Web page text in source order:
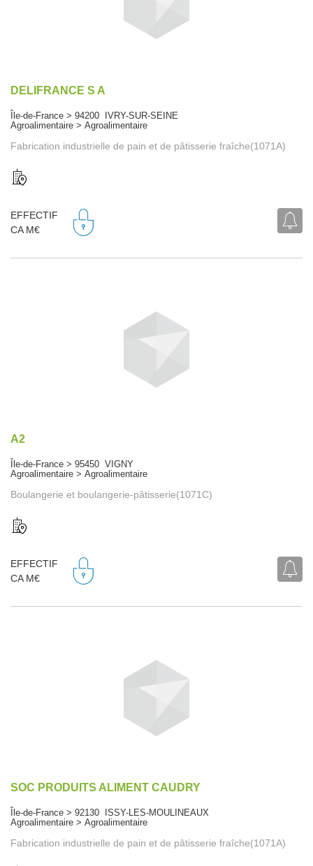
DELIFRANCE S A
Île-de-France > 94200 IVRY-SUR-SEINE
Agroalimentaire > Agroalimentaire
Fabrication industrielle de pain et de pâtisserie fraîche(1071A)
EFFECTIF
CA M€
A2
Île-de-France > 95450 VIGNY
Agroalimentaire > Agroalimentaire
Boulangerie et boulangerie-pâtisserie(1071C)
EFFECTIF
CA M€
SOC PRODUITS ALIMENT CAUDRY
Île-de-France > 92130 ISSY-LES-MOULINEAUX
Agroalimentaire > Agroalimentaire
Fabrication industrielle de pain et de pâtisserie fraîche(1071A)